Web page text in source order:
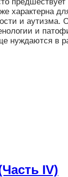
характерна
и аутизма.
и
нуждаются в
IV)